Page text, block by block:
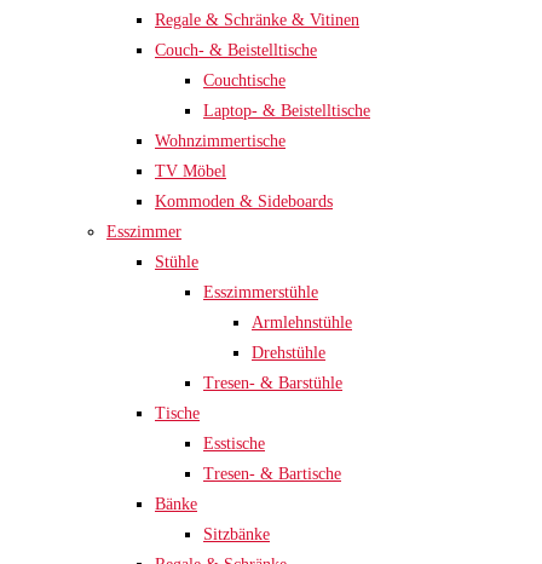
Regale & Schränke & Vitinen
Couch- & Beistelltische
Couchtische
Laptop- & Beistelltische
Wohnzimmertische
TV Möbel
Kommoden & Sideboards
Esszimmer
Stühle
Esszimmerstühle
Armlehnstühle
Drehstühle
Tresen- & Barstühle
Tische
Esstische
Tresen- & Bartische
Bänke
Sitzbänke